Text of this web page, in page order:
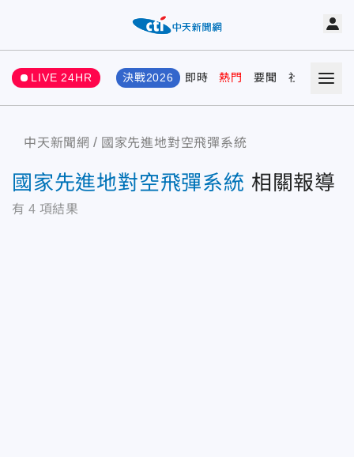
LIVE 24HR 決戰2026 即時 熱門 要聞 社會 娛樂
中天新聞網 國家先進地對空飛彈系統
國家先進地對空飛彈系統 相關報導
有 4 項結果